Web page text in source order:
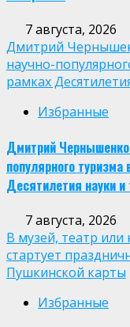
7 августа, 2026
Дмитрий
научно-
рамках
Избранные
Дмитрий
популярного туризма
Десятилетия науки и
7 августа, 2026
В музей, театр или
стартует
Пушкинской карты
Избранные